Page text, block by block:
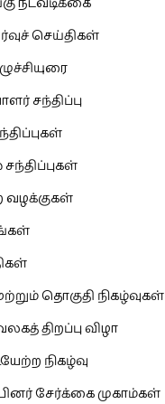
செய்திகள்
சந்திப்பு
வழக்குகள்
தொகுதி நிகழ்வுகள்
திறப்பு விழா
நிகழ்வு
சேர்க்கை முகாம்கள்